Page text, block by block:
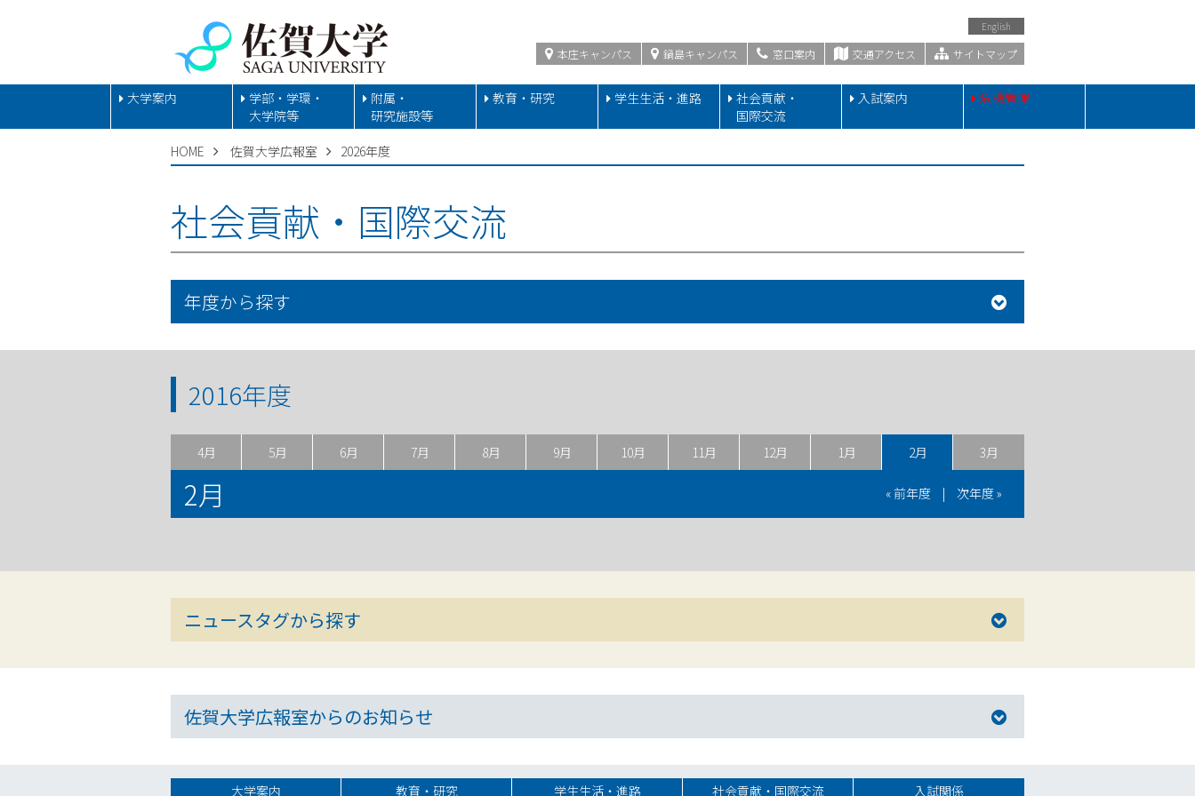
English
本庄キャンパス 鍋島キャンパス 窓口案内 交通アクセス サイトマップ
大学案内
学部・学環・
大学院等
附属・
研究施設等
教育・研究 学生生活・進路
社会貢献・
国際交流
入試案内 危機管理
HOME 佐賀大学広報室 2026年度
社会貢献・国際交流
年度から探す
2016年度
4月 5月 6月 7月 8月 9月 10月 11月 12月 1月 2月 3月
2月 « 前年度 | 次年度 »
ニュースタグから探す
佐賀大学広報室からのお知らせ
大学案内 教育・研究 学生生活・進路 社会貢献・国際交流 入試関係